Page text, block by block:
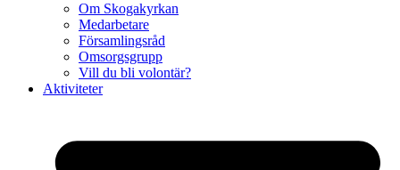
Om Skogakyrkan
Medarbetare
Församlingsråd
Omsorgsgrupp
Vill du bli volontär?
Aktiviteter